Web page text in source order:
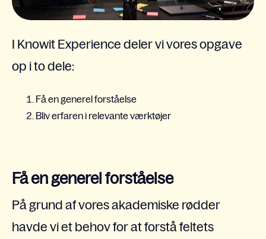
I Knowit Experience deler vi vores opgave
op i to dele:
Få en generel forståelse
Bliv erfaren i relevante værktøjer
Få en generel forståelse
På grund af vores akademiske rødder
havde vi et behov for at forstå feltets